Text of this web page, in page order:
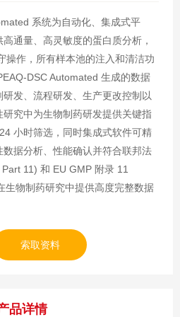
系统为自动化、集成式平
通量、高灵敏度的蛋白质分析，
操作，所有样本池的注入和清洁功
DSC Automated 生成的数据
发、流程研发、生产更改控制以
究中为生物制药研发提供关键指
小时筛选，同时集成式软件可精
据分析、性能确认并符合联邦法
11) 和 EU GMP 附录 11
生物制药研究中提供高度完整数据
索取资料
品详情